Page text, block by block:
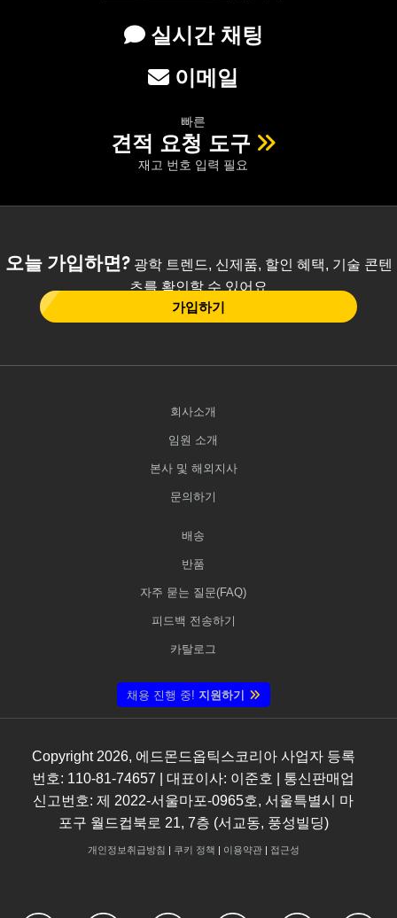
실시간 채팅
이메일
빠른
견적 요청 도구
재고 번호 입력 필요
오늘 가입하면?광학 트렌드, 신제품, 할인 혜택, 기술 콘텐
츠를 확인할 수 있어요
가입하기
회사소개
임원 소개
본사 및 해외지사
문의하기
배송
반품
자주 묻는 질문(FAQ)
피드백 전송하기
카탈로그
채용 진행 중! 지원하기
Copyright 2026, 에드몬드옵틱스코리아 사업자 등록
번호: 110-81-74657 | 대표이사: 이준호 | 통신판매업
신고번호: 제 2022-서울마포-0965호, 서울특별시 마
포구 월드컵북로 21, 7층 (서교동, 풍성빌딩)
개인정보취급방침 쿠키 정책 이용약관| 접근성